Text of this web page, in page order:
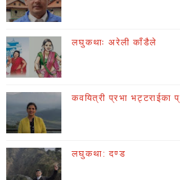
लघुकथाः अरेली काँडैले
कवयित्री प्रभा भट्टराईका
लघुकथा: दण्ड